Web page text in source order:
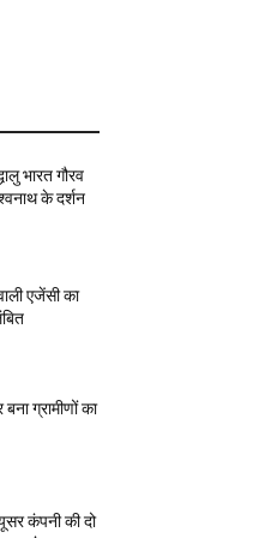
भारत गौरव
के दर्शन
एजेंसी का
ग्रामीणों का
कंपनी की दो